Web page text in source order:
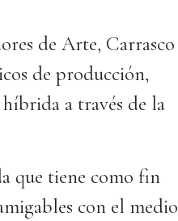
de Arte, Carrasco
de producción,
a través de la
que tiene como fin
con el medio